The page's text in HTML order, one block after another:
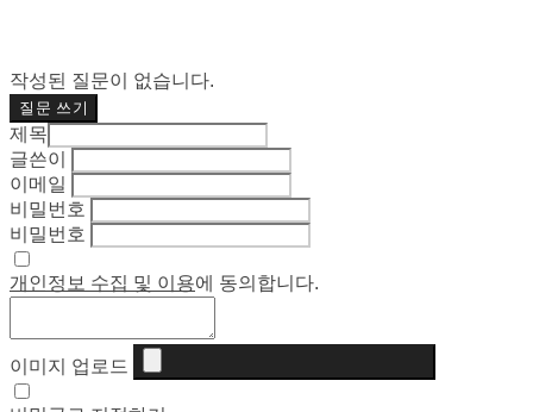
작성된 질문이 없습니다.
질문 쓰기
제목
글쓴이
이메일
비밀번호
비밀번호
개인정보 수집 및 이용에 동의합니다.
이미지 업로드